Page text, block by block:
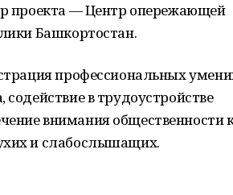
проекта — Центр опережающей
Башкортостан.
профессиональных
в трудоустройстве
внимания общественности
и слабослышащих.